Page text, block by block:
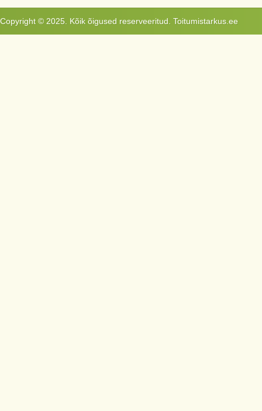
Copyright © 2025. Kõik õigused reserveeritud. Toitumistarkus.ee